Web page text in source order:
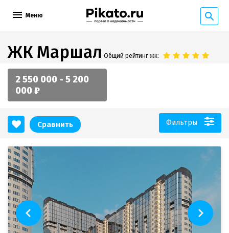
Меню
ЖК Маршал Общий рейтинг жк:
2 550 000 - 5 200
000 ₽
Сравнить Фильтры